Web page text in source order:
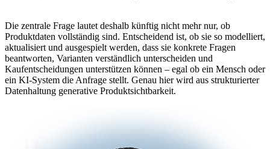
Die zentrale Frage lautet deshalb künftig nicht mehr nur, ob
Produktdaten vollständig sind. Entscheidend ist, ob sie so modelliert,
aktualisiert und ausgespielt werden, dass sie konkrete Fragen
beantworten, Varianten verständlich unterscheiden und
Kaufentscheidungen unterstützen können – egal ob ein Mensch oder
ein KI-System die Anfrage stellt. Genau hier wird aus strukturierter
Datenhaltung generative Produktsichtbarkeit.